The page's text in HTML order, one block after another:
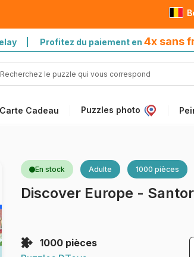
| Profitez du paiement en 4x sans
Carte Cadeau Puzzles photo
En stock Adulte 1000 pièces
Discover Europe -
1000 pièces